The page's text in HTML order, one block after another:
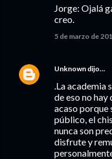
Jorge: Ojalá
creo.
5 de marzo de
Unknown dijo…
.La academia
de eso no hay
acaso porque
público, el
nunca son
disfrute y